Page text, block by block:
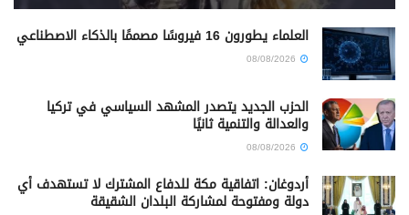
العلماء يطورون 16 فيروسًا مصممًا بالذكاء الاصطناعي
الحزب الجديد يتصدر المشهد السياسي في تركيا
والعدالة والتنمية ثانيًا
أردوغان: اتفاقية مكة للدفاع المشترك لا تستهدف أي
دولة ومفتوحة لمشاركة البلدان الشقيقة